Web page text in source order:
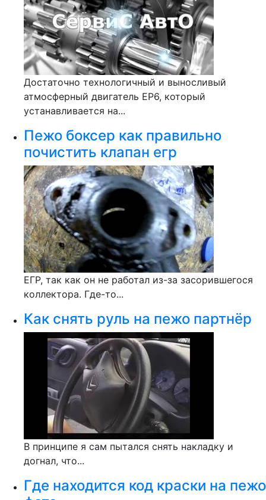
Достаточно технологичный и выносливый
атмосферный двигатель ЕР6, который
устанавливается на...
Пежо боксер как правильно
почистить клапан егр
ЕГР, так как он не работал из-за засорившегося
коллектора. Где-то...
Как снять руль на пежо партнёр
В принципе я сам пытался снять накладку и
догнал, что...
Где находится код краски на пежо